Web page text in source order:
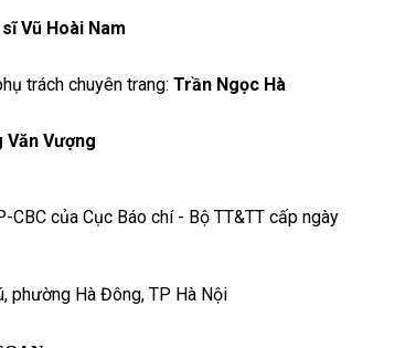
Vũ Hoài Nam
trách chuyên trang: Trần Ngọc Hà
Văn Vượng
CBC của Cục Báo chí - Bộ TT&TT cấp ngày
phường Hà Đông, TP Hà Nội